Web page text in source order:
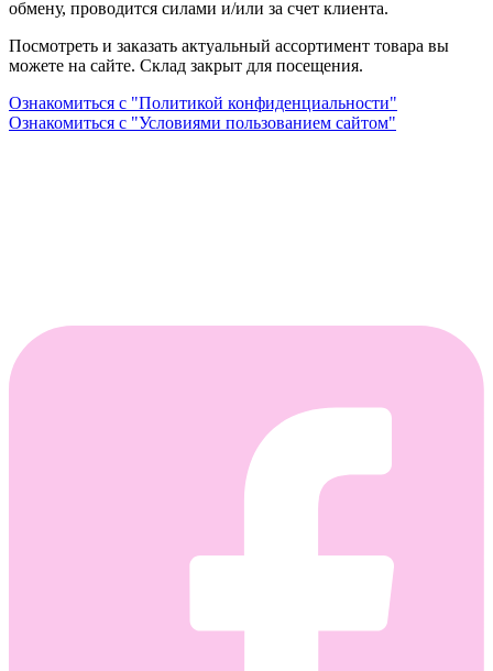
обмену, проводится силами и/или за счет клиента.
Посмотреть и заказать актуальный ассортимент товара вы
можете на сайте. Склад закрыт для посещения.
Ознакомиться с "Политикой конфиденциальности"
Ознакомиться с "Условиями пользованием сайтом"